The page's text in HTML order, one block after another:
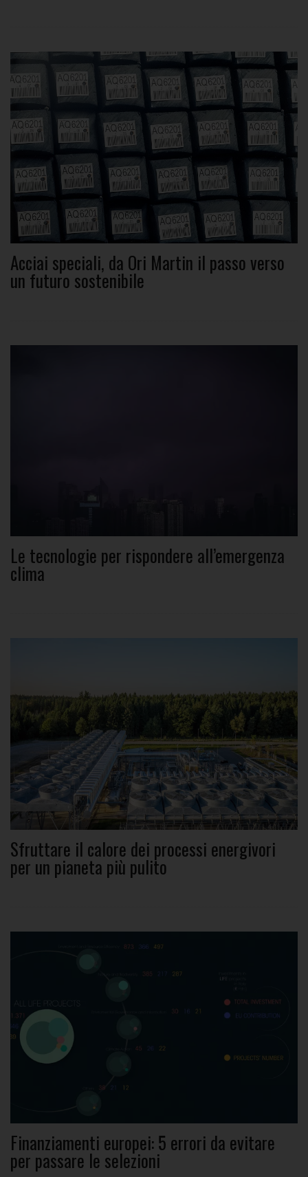
Acciai speciali, da Ori Martin il passo verso
un futuro sostenibile
Le tecnologie per rispondere all’emergenza
clima
Sfruttare il calore dei processi energivori
per un pianeta più pulito
Finanziamenti europei: 5 errori da evitare
per passare le selezioni